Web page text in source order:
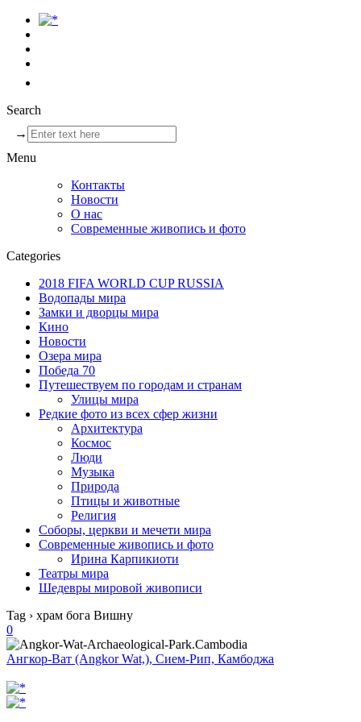
Search
→
Menu
Контакты
Новости
О нас
Современные живопись и фото
Categories
2018 FIFA WORLD CUP RUSSIA
Водопады мира
Замки и дворцы мира
Кино
Новости
Озера мира
Победа 70
Путешествуем по городам и странам
Улицы мира
Редкие фото из всех сфер жизни
Архитектура
Космос
Люди
Музыка
Природа
Птицы и животные
Религия
Соборы, церкви и мечети мира
Современные живопись и фото
Ирина Карпикиоти
Театры мира
Шедевры мировой живописи
Tag › храм бога Вишну
0
Ангкор-Ват (Angkor Wat,), Сием-Рип, Камбоджа